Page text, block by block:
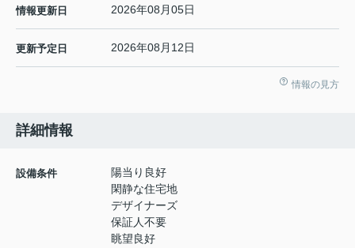
情報更新日 2026年08月05日
更新予定日 2026年08月12日
情報の見方
詳細情報
設備条件
陽当り良好
閑静な住宅地
デザイナーズ
保証人不要
眺望良好